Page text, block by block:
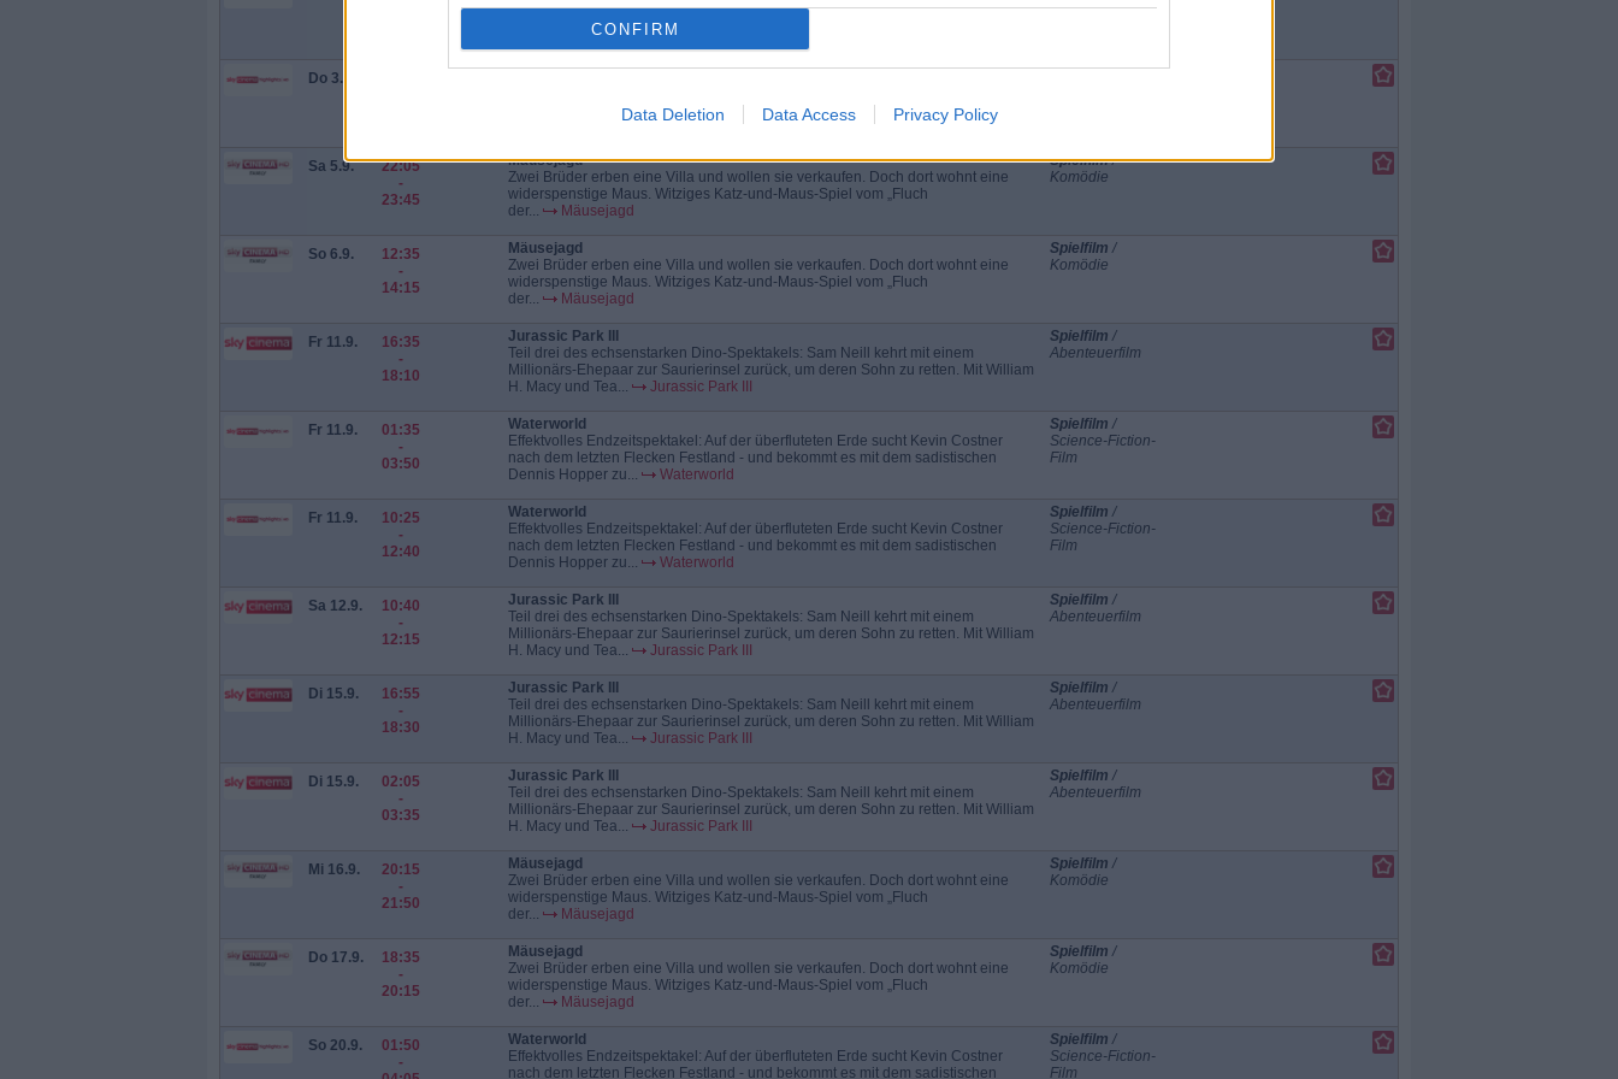
CONFIRM
Data Deletion Data Access Privacy Policy
H. Macy und Tea...
Jurassic Park III
Do 3.9.
Jurassic Park III
Millionärs-Ehepaar zur Saurierinsel zurück, um deren Sohn zu retten. Mit William
H. Macy und Tea...
Jurassic Park III
Spielfilm/
Sa 5.9.
22:05
-
23:45
Mäusejagd
Zwei Brüder erben eine Villa und wollen sie verkaufen. Doch dort wohnt eine
widerspenstige Maus. Witziges Katz-und-Maus-Spiel vom „Fluch
der...
Mäusejagd
Spielfilm/
Komödie
So 6.9.
12:35
-
14:15
Mäusejagd
Zwei Brüder erben eine Villa und wollen sie verkaufen. Doch dort wohnt eine
widerspenstige Maus. Witziges Katz-und-Maus-Spiel vom „Fluch
der...
Mäusejagd
Spielfilm /
Komödie
Fr 11.9.
16:35
-
18:10
Jurassic Park III
Teil drei des echsenstarken Dino-Spektakels: Sam Neill kehrt mit einem
Millionärs-Ehepaar zur Saurierinsel zurück, um deren Sohn zu retten. Mit William
H. Macy und Tea...
Jurassic Park III
Spielfilm /
Abenteuerfilm
Fr 11.9.
01:35
-
03:50
Waterworld
Effektvolles Endzeitspektakel: Auf der überfluteten Erde sucht Kevin Costner
nach dem letzten Flecken Festland - und bekommt es mit dem sadistischen
Dennis Hopper zu...
Waterworld
Spielfilm /
Science-Fiction-
Film
Fr 11.9.
10:25
-
12:40
Waterworld
Effektvolles Endzeitspektakel: Auf der überfluteten Erde sucht Kevin Costner
nach dem letzten Flecken Festland - und bekommt es mit dem sadistischen
Dennis Hopper zu...
Waterworld
Spielfilm /
Science-Fiction-
Film
Sa 12.9.
10:40
-
12:15
Jurassic Park III
Teil drei des echsenstarken Dino-Spektakels: Sam Neill kehrt mit einem
Millionärs-Ehepaar zur Saurierinsel zurück, um deren Sohn zu retten. Mit William
H. Macy und Tea...
Jurassic Park III
Spielfilm /
Abenteuerfilm
Di 15.9.
16:55
-
18:30
Jurassic Park III
Teil drei des echsenstarken Dino-Spektakels: Sam Neill kehrt mit einem
Millionärs-Ehepaar zur Saurierinsel zurück, um deren Sohn zu retten. Mit William
H. Macy und Tea...
Jurassic Park III
Spielfilm /
Abenteuerfilm
Di 15.9.
02:05
-
03:35
Jurassic Park III
Teil drei des echsenstarken Dino-Spektakels: Sam Neill kehrt mit einem
Millionärs-Ehepaar zur Saurierinsel zurück, um deren Sohn zu retten. Mit William
H. Macy und Tea...
Jurassic Park III
Spielfilm /
Abenteuerfilm
Mi 16.9.
20:15
-
21:50
Mäusejagd
Zwei Brüder erben eine Villa und wollen sie verkaufen. Doch dort wohnt eine
widerspenstige Maus. Witziges Katz-und-Maus-Spiel vom „Fluch
der...
Mäusejagd
Spielfilm /
Komödie
Do 17.9.
18:35
-
20:15
Mäusejagd
Zwei Brüder erben eine Villa und wollen sie verkaufen. Doch dort wohnt eine
widerspenstige Maus. Witziges Katz-und-Maus-Spiel vom „Fluch
der...
Mäusejagd
Spielfilm /
Komödie
So 20.9.
01:50
-
Waterworld
Effektvolles Endzeitspektakel: Auf der überfluteten Erde sucht Kevin Costner
nach dem letzten Flecken Festland - und bekommt es mit dem sadistischen
Spielfilm /
Science-Fiction-
Film